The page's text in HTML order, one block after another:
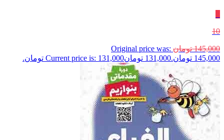
10
145,000 تومان Original price was:
145,000 تومان.
131,000 تومانCurrent price is: 131,000 تومان.